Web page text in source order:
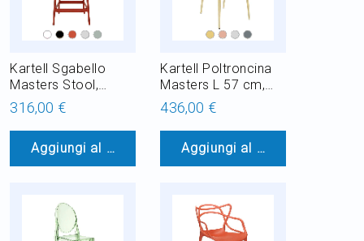
Kartell Sgabello
Masters Stool,
anche per giardino
316,00 €
Aggiungi al Carrello
Kartell Poltroncina
Masters L 57 cm,
Impilabile, anche per
giardino
436,00 €
Aggiungi al Carrello